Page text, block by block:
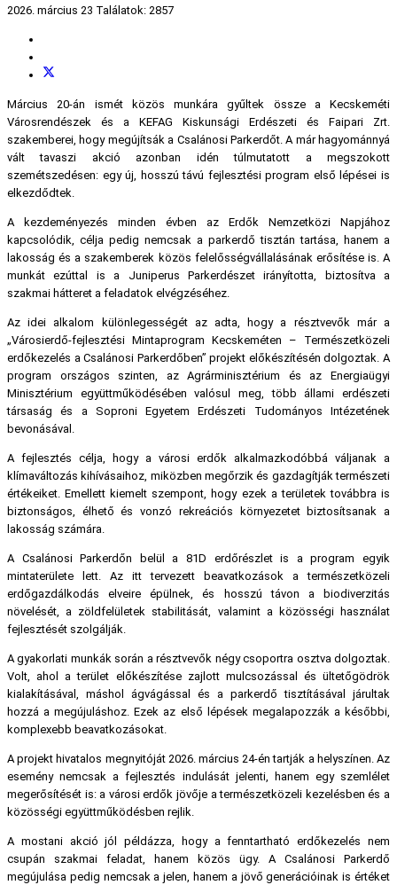
2026. március 23 Találatok: 2857
Március 20-án ismét közös munkára gyűltek össze a Kecskeméti
Városrendészek és a KEFAG Kiskunsági Erdészeti és Faipari Zrt.
szakemberei, hogy megújítsák a Csalánosi Parkerdőt. A már hagyománnyá
vált tavaszi akció azonban idén túlmutatott a megszokott
szemétszedésen: egy új, hosszú távú fejlesztési program első lépései is
elkezdődtek.
A kezdeményezés minden évben az Erdők Nemzetközi Napjához
kapcsolódik, célja pedig nemcsak a parkerdő tisztán tartása, hanem a
lakosság és a szakemberek közös felelősségvállalásának erősítése is. A
munkát ezúttal is a Juniperus Parkerdészet irányította, biztosítva a
szakmai hátteret a feladatok elvégzéséhez.
Az idei alkalom különlegességét az adta, hogy a résztvevők már a
„Városierdő-fejlesztési Mintaprogram Kecskeméten – Természetközeli
erdőkezelés a Csalánosi Parkerdőben” projekt előkészítésén dolgoztak. A
program országos szinten, az Agrárminisztérium és az Energiaügyi
Minisztérium együttműködésében valósul meg, több állami erdészeti
társaság és a Soproni Egyetem Erdészeti Tudományos Intézetének
bevonásával.
A fejlesztés célja, hogy a városi erdők alkalmazkodóbbá váljanak a
klímaváltozás kihívásaihoz, miközben megőrzik és gazdagítják természeti
értékeiket. Emellett kiemelt szempont, hogy ezek a területek továbbra is
biztonságos, élhető és vonzó rekreációs környezetet biztosítsanak a
lakosság számára.
A Csalánosi Parkerdőn belül a 81D erdőrészlet is a program egyik
mintaterülete lett. Az itt tervezett beavatkozások a természetközeli
erdőgazdálkodás elveire épülnek, és hosszú távon a biodiverzitás
növelését, a zöldfelületek stabilitását, valamint a közösségi használat
fejlesztését szolgálják.
A gyakorlati munkák során a résztvevők négy csoportra osztva dolgoztak.
Volt, ahol a terület előkészítése zajlott mulcsozással és ültetőgödrök
kialakításával, máshol ágvágással és a parkerdő tisztításával járultak
hozzá a megújuláshoz. Ezek az első lépések megalapozzák a későbbi,
komplexebb beavatkozásokat.
A projekt hivatalos megnyitóját 2026. március 24-én tartják a helyszínen. Az
esemény nemcsak a fejlesztés indulását jelenti, hanem egy szemlélet
megerősítését is: a városi erdők jövője a természetközeli kezelésben és a
közösségi együttműködésben rejlik.
A mostani akció jól példázza, hogy a fenntartható erdőkezelés nem
csupán szakmai feladat, hanem közös ügy. A Csalánosi Parkerdő
megújulása pedig nemcsak a jelen, hanem a jövő generációinak is értéket